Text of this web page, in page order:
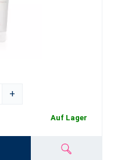
+
Auf Lager